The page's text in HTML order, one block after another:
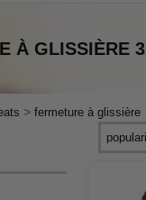
À GLISSIÈRE
> fermeture à glissière